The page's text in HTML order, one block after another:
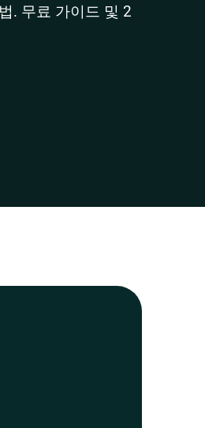
. 무료 가이드 및 2